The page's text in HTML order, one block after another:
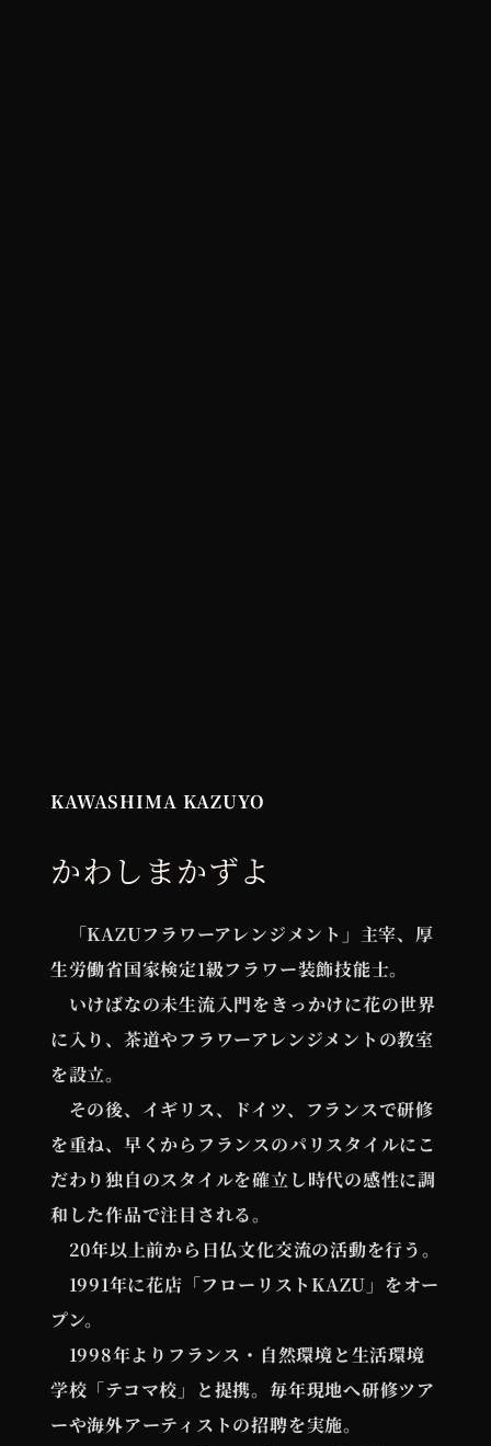
KAWASHIMA KAZUYO
かわしまかずよ
「KAZUフラワーアレンジメント」主宰、厚
生労働省国家検定1級フラワー装飾技能士。
いけばなの未生流入門をきっかけに花の世界
に入り、茶道やフラワーアレンジメントの教室
を設立。
その後、イギリス、ドイツ、フランスで研修
を重ね、早くからフランスのパリスタイルにこ
だわり独自のスタイルを確立し時代の感性に調
和した作品で注目される。
20年以上前から日仏文化交流の活動を行う。
1991年に花店「フローリストKAZU」をオー
プン。
1998年よりフランス・自然環境と生活環境
学校「テコマ校」と提携。毎年現地へ研修ツア
ーや海外アーティストの招聘を実施。